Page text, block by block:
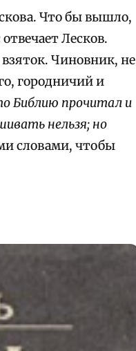
Что бы вышло,
Лесков.
Чиновник, не
городничий и
Библию прочитал и
нельзя; но
словами, чтобы